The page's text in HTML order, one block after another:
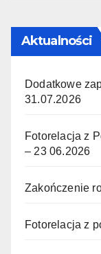
Aktualności
Dodatkowe
31.07.2026
Fotorelacja z
– 23 06.2026
Zakończenie
Fotorelacja z